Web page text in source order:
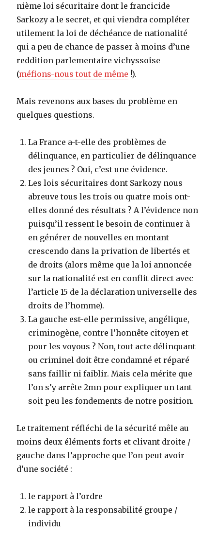
nième loi sécuritaire dont le francicide
Sarkozy a le secret, et qui viendra compléter
utilement la loi de déchéance de nationalité
qui a peu de chance de passer à moins d’une
reddition parlementaire vichyssoise
(méfions-nous tout de même !).
Mais revenons aux bases du problème en
quelques questions.
La France a-t-elle des problèmes de
délinquance, en particulier de délinquance
des jeunes ? Oui, c’est une évidence.
Les lois sécuritaires dont Sarkozy nous
abreuve tous les trois ou quatre mois ont-
elles donné des résultats ? A l’évidence non
puisqu’il ressent le besoin de continuer à
en générer de nouvelles en montant
crescendo dans la privation de libertés et
de droits (alors même que la loi annoncée
sur la nationalité est en conflit direct avec
l’article 15 de la déclaration universelle des
droits de l’homme).
La gauche est-elle permissive, angélique,
criminogène, contre l’honnête citoyen et
pour les voyous ? Non, tout acte délinquant
ou criminel doit être condamné et réparé
sans faillir ni faiblir. Mais cela mérite que
l’on s’y arrête 2mn pour expliquer un tant
soit peu les fondements de notre position.
Le traitement réfléchi de la sécurité mêle au
moins deux éléments forts et clivant droite /
gauche dans l’approche que l’on peut avoir
d’une société :
le rapport à l’ordre
le rapport à la responsabilité groupe /
individu